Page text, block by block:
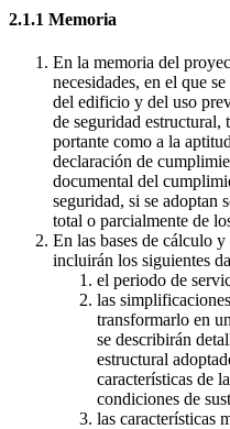
2.1.1 Memoria
En la memoria del
necesidades, en el que
del edificio y del uso
de seguridad estructural,
portante como a la
declaración de
documental del
seguridad, si se adoptan
total o parcialmente de
En las bases de cálculo
incluirán los siguientes
el periodo de
las
transformarlo en
se describirán
estructural
características de
condiciones de
las características